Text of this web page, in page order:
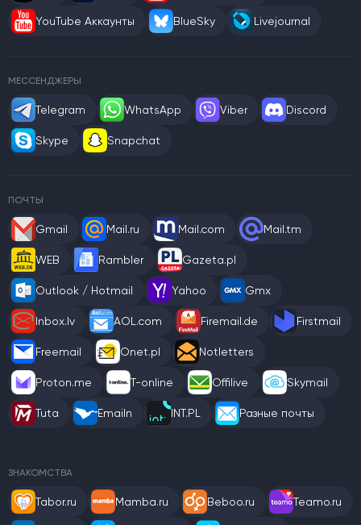
YouTube Аккаунты BlueSky Livejournal
МЕССЕНДЖЕРЫ
Telegram WhatsApp Viber Discord
Skype Snapchat
ПОЧТЫ
Gmail Mail.ru Mail.com Mail.tm
WEB Rambler Gazeta.pl
Outlook / Hotmail Yahoo Gmx
Inbox.lv AOL.com Firemail.de Firstmail
Freemail Onet.pl Notletters
Proton.me T-online Offilive Skymail
Tuta Emailn INT.PL Разные почты
ЗНАКОМСТВА
Tabor.ru Mamba.ru Beboo.ru Teamo.ru